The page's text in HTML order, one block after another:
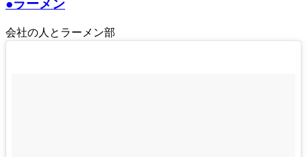
●ラーメン
会社の人とラーメン部